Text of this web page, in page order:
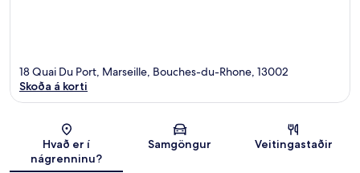
Kort
18 Quai Du Port, Marseille, Bouches-du-Rhone, 13002
Skoða á korti
Hvað er í
nágrenninu?
Samgöngur Veitingastaðir